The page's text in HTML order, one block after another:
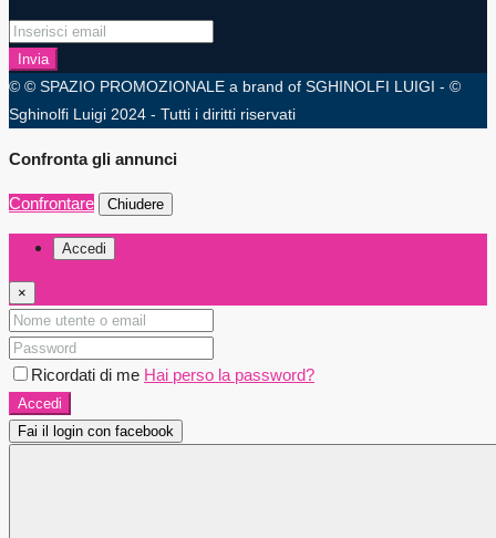
Invia
© © SPAZIO PROMOZIONALE a brand of SGHINOLFI LUIGI - ©
Sghinolfi Luigi 2024 - Tutti i diritti riservati
Confronta gli annunci
Confrontare Chiudere
Accedi
×
Ricordati di me Hai perso la password?
Accedi
Fai il login con facebook